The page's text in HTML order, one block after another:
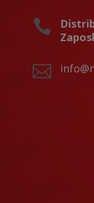

